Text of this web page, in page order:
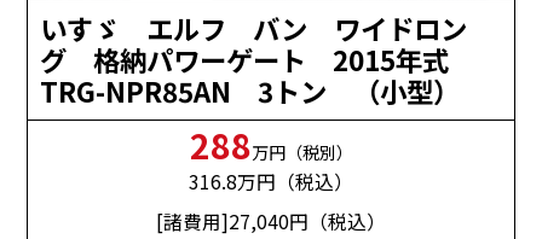
いすゞ エルフ バン ワイドロン
グ 格納パワーゲート 2015年式
TRG-NPR85AN 3トン （小型）
288万円（税別）
316.8万円（税込）
[諸費用]27,040円（税込）